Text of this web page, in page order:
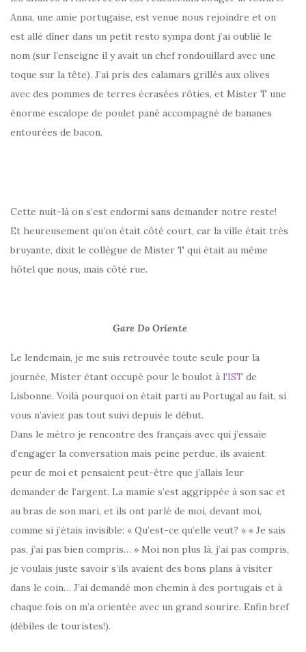
Anna, une amie portugaise, est venue nous rejoindre et on
est allé dîner dans un petit resto sympa dont j’ai oublié le
nom (sur l’enseigne il y avait un chef rondouillard avec une
toque sur la tête). J’ai pris des calamars grillés aux olives
avec des pommes de terres écrasées rôties, et Mister T une
énorme escalope de poulet pané accompagné de bananes
entourées de bacon.
Cette nuit-là on s’est endormi sans demander notre reste!
Et heureusement qu’on était côté court, car la ville était très
bruyante, dixit le collègue de Mister T qui était au même
hôtel que nous, mais côté rue.
Gare Do Oriente
Le lendemain, je me suis retrouvée toute seule pour la
journée, Mister étant occupé pour le boulot à l’IST de
Lisbonne. Voilà pourquoi on était parti au Portugal au fait, si
vous n’aviez pas tout suivi depuis le début.
Dans le métro je rencontre des français avec qui j’essaie
d’engager la conversation mais peine perdue, ils avaient
peur de moi et pensaient peut-être que j’allais leur
demander de l’argent. La mamie s’est aggrippée à son sac et
au bras de son mari, et ils ont parlé de moi, devant moi,
comme si j’étais invisible: « Qu’est-ce qu’elle veut? » « Je sais
pas, j’ai pas bien compris… » Moi non plus là, j’ai pas compris,
je voulais juste savoir s’ils avaient des bons plans à visiter
dans le coin… J’ai demandé mon chemin à des portugais et à
chaque fois on m’a orientée avec un grand sourire. Enfin bref
(débiles de touristes!).